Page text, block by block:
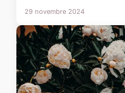
29 novembre 2024